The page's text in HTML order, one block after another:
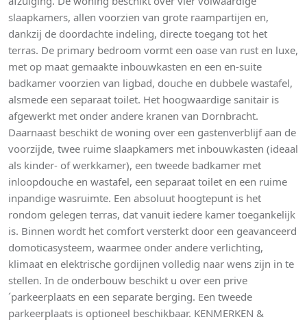
slaapkamers, allen voorzien van grote raampartijen en,
dankzij de doordachte indeling, directe toegang tot het
terras. De primary bedroom vormt een oase van rust en luxe,
met op maat gemaakte inbouwkasten en een en-suite
badkamer voorzien van ligbad, douche en dubbele wastafel,
alsmede een separaat toilet. Het hoogwaardige sanitair is
afgewerkt met onder andere kranen van Dornbracht.
Daarnaast beschikt de woning over een gastenverblijf aan de
voorzijde, twee ruime slaapkamers met inbouwkasten (ideaal
als kinder- of werkkamer), een tweede badkamer met
inloopdouche en wastafel, een separaat toilet en een ruime
inpandige wasruimte. Een absoluut hoogtepunt is het
rondom gelegen terras, dat vanuit iedere kamer toegankelijk
is. Binnen wordt het comfort versterkt door een geavanceerd
domoticasysteem, waarmee onder andere verlichting,
klimaat en elektrische gordijnen volledig naar wens zijn in te
stellen. In de onderbouw beschikt u over een prive
´parkeerplaats en een separate berging. Een tweede
parkeerplaats is optioneel beschikbaar. KENMERKEN &